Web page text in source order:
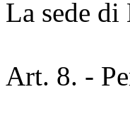
La sede
Art. 8. -